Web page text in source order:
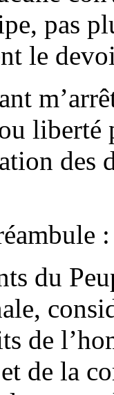
pas
le
liberté
des
:
du
de
de la